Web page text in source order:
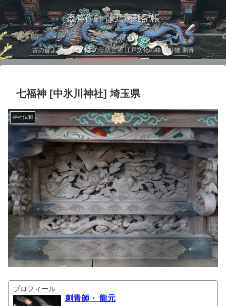
磨斧作針 龍元洞雑記帳
古の昔より伝わる日本の伝統芸術 江戸文化の粋 彫り物 刺青
七福神 [中氷川神社] 埼玉県
神社仏閣
プロフィール
刺青師・ 龍元